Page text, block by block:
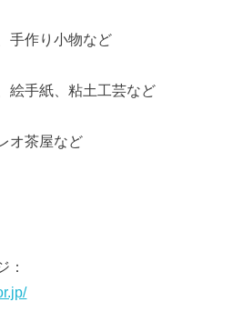
手作り小物など
絵手紙、粘土工芸など
オ茶屋など
：